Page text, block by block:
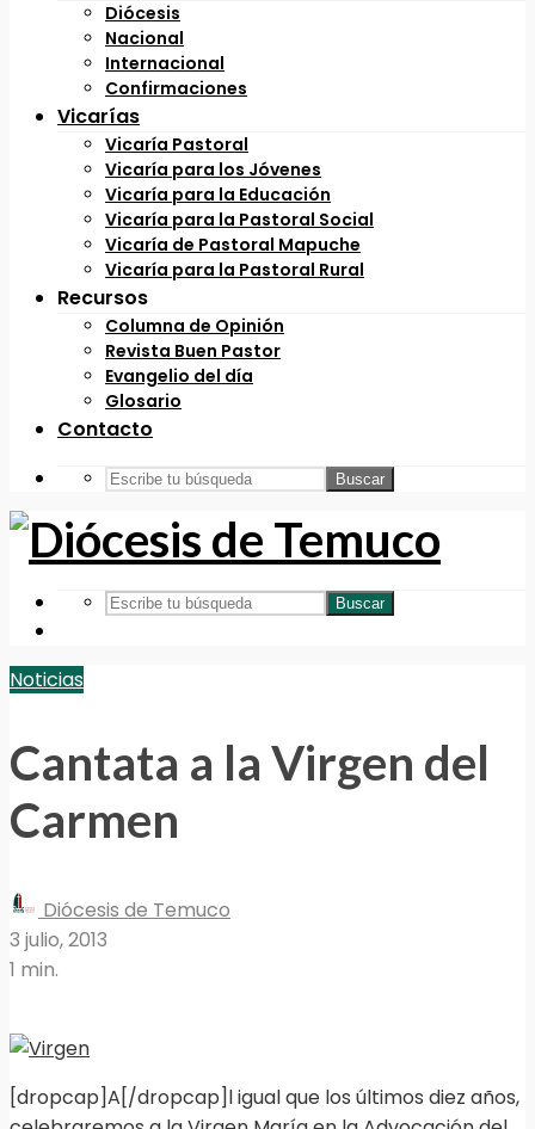
Diócesis
Nacional
Internacional
Confirmaciones
Vicarías
Vicaría Pastoral
Vicaría para los Jóvenes
Vicaría para la Educación
Vicaría para la Pastoral Social
Vicaría de Pastoral Mapuche
Vicaría para la Pastoral Rural
Recursos
Columna de Opinión
Revista Buen Pastor
Evangelio del día
Glosario
Contacto
Buscar
Buscar
Noticias
Cantata a la Virgen del
Carmen
Diócesis de Temuco
3 julio, 2013
1 min.
[dropcap]A[/dropcap]l igual que los últimos diez años,